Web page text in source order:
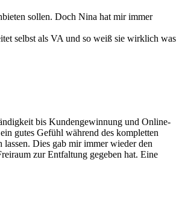
sollen. Doch Nina hat mir immer
selbst als VA und so weiß sie wirklich was
bis Kundengewinnung und Online-
gutes Gefühl während des kompletten
Dies gab mir immer wieder den
zur Entfaltung gegeben hat. Eine